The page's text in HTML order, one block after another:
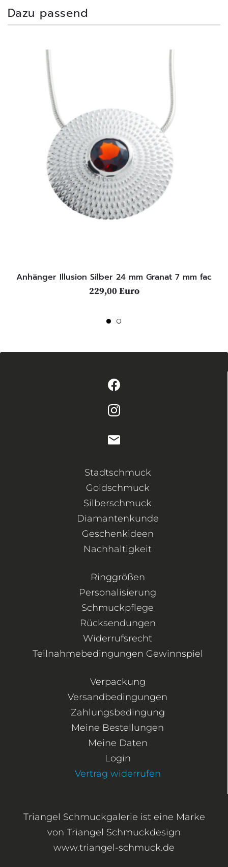
Dazu passend
Anhänger Illusion Silber 24 mm Granat 7 mm fac
229,00 Euro
Stadtschmuck
Goldschmuck
Silberschmuck
Diamantenkunde
Geschenkideen
Nachhaltigkeit
Ringgrößen
Personalisierung
Schmuckpflege
Rücksendungen
Widerrufsrecht
Teilnahmebedingungen Gewinnspiel
Verpackung
Versandbedingungen
Zahlungsbedingung
Meine Bestellungen
Meine Daten
Login
Vertrag widerrufen
Triangel Schmuckgalerie ist eine Marke
von Triangel Schmuckdesign
www.triangel-schmuck.de